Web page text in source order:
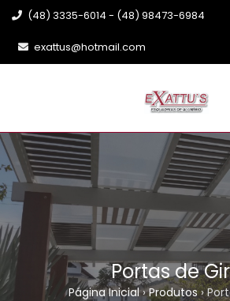
(48) 3335-6014 - (48) 98473-6984
exattus@hotmail.com
Portas de
Página Inicial›Produtos›